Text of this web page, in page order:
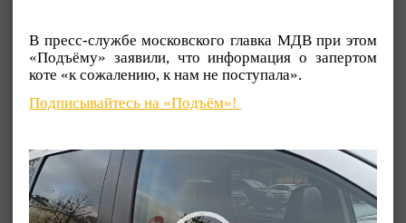
В пресс-службе московского главка МДВ при этом
«Подъёму» заявили, что информация о запертом
коте «к сожалению, к нам не поступала».
Подписывайтесь на «Подъём»!
Видеоплеер